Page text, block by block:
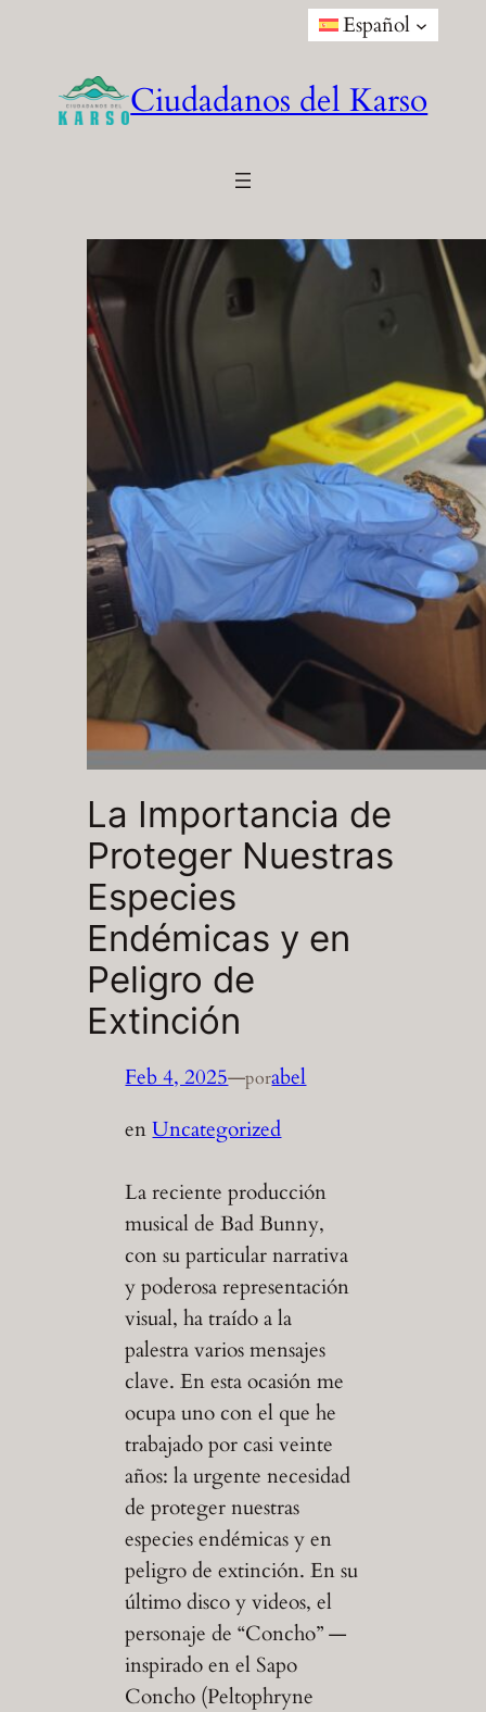
contenido
Español
Ciudadanos del Karso
La Importancia de
Proteger Nuestras
Especies
Endémicas y en
Peligro de
Extinción
Feb 4, 2025—porabel
enUncategorized
La reciente producción
musical de Bad Bunny,
con su particular narrativa
y poderosa representación
visual, ha traído a la
palestra varios mensajes
clave. En esta ocasión me
ocupa uno con el que he
trabajado por casi veinte
años: la urgente necesidad
de proteger nuestras
especies endémicas y en
peligro de extinción. En su
último disco y videos, el
personaje de “Concho” —
inspirado en el Sapo
Concho (Peltophryne